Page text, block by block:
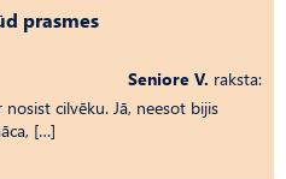
prasmes
Seniore V. raksta:
cilvēku. Jā, neesot bijis
[…]